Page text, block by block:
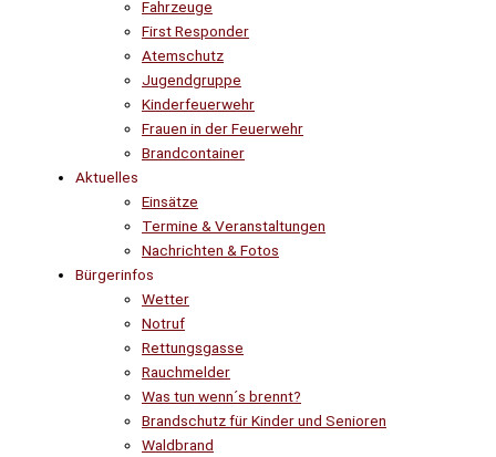
Fahrzeuge
First Responder
Atemschutz
Jugendgruppe
Kinderfeuerwehr
Frauen in der Feuerwehr
Brandcontainer
Aktuelles
Einsätze
Termine & Veranstaltungen
Nachrichten & Fotos
Bürgerinfos
Wetter
Notruf
Rettungsgasse
Rauchmelder
Was tun wenn´s brennt?
Brandschutz für Kinder und Senioren
Waldbrand